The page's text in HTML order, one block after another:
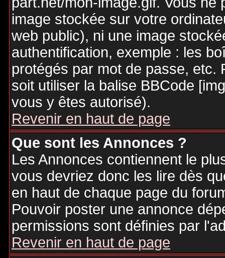
image stockée sur votre
web public), ni une image
authentification, exemple : les
protégés par mot de passe, etc.
soit utiliser la balise BBCode
vous y êtes autorisé).
Revenir en haut de page
Que sont les Annonces ?
Les Annonces contiennent le
vous devriez donc les lire dès
en haut de chaque page du
Pouvoir poster une annonce
permissions sont définies par
Revenir en haut de page